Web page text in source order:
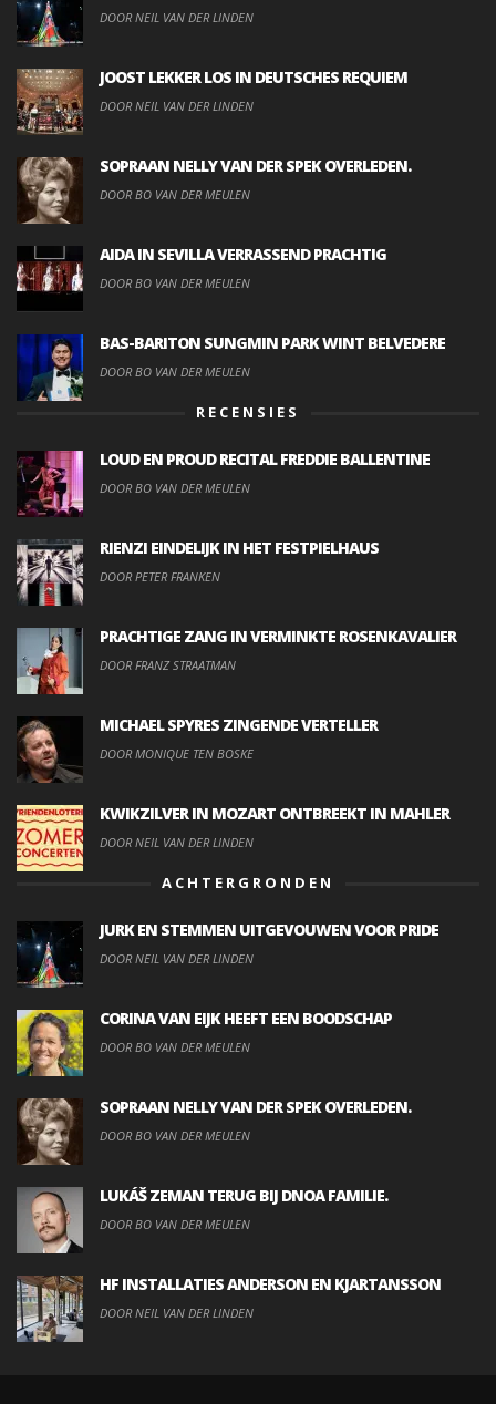
DOOR NEIL VAN DER LINDEN
JOOST LEKKER LOS IN DEUTSCHES REQUIEM
DOOR NEIL VAN DER LINDEN
SOPRAAN NELLY VAN DER SPEK OVERLEDEN.
DOOR BO VAN DER MEULEN
AIDA IN SEVILLA VERRASSEND PRACHTIG
DOOR BO VAN DER MEULEN
BAS-BARITON SUNGMIN PARK WINT BELVEDERE
DOOR BO VAN DER MEULEN
RECENSIES
LOUD EN PROUD RECITAL FREDDIE BALLENTINE
DOOR BO VAN DER MEULEN
RIENZI EINDELIJK IN HET FESTPIELHAUS
DOOR PETER FRANKEN
PRACHTIGE ZANG IN VERMINKTE ROSENKAVALIER
DOOR FRANZ STRAATMAN
MICHAEL SPYRES ZINGENDE VERTELLER
DOOR MONIQUE TEN BOSKE
KWIKZILVER IN MOZART ONTBREEKT IN MAHLER
DOOR NEIL VAN DER LINDEN
ACHTERGRONDEN
JURK EN STEMMEN UITGEVOUWEN VOOR PRIDE
DOOR NEIL VAN DER LINDEN
CORINA VAN EIJK HEEFT EEN BOODSCHAP
DOOR BO VAN DER MEULEN
SOPRAAN NELLY VAN DER SPEK OVERLEDEN.
DOOR BO VAN DER MEULEN
LUKÁŠ ZEMAN TERUG BIJ DNOA FAMILIE.
DOOR BO VAN DER MEULEN
HF INSTALLATIES ANDERSON EN KJARTANSSON
DOOR NEIL VAN DER LINDEN